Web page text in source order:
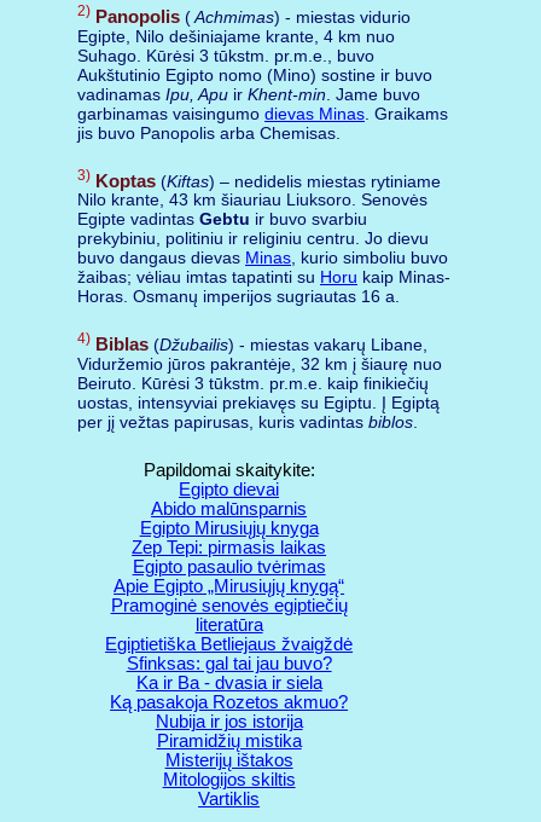
2) Panopolis (Achmimas) - miestas vidurio
Egipte, Nilo dešiniajame krante, 4 km nuo
Suhago. Kūrėsi 3 tūkstm. pr.m.e., buvo
Aukštutinio Egipto nomo (Mino) sostine ir buvo
vadinamas Ipu, Apu ir Khent-min . Jame buvo
garbinamas vaisingumo dievas Minas . Graikams
jis buvo Panopolis arba Chemisas.
3) Koptas (Kiftas) – nedidelis miestas rytiniame
Nilo krante, 43 km šiauriau Liuksoro. Senovės
Egipte vadintas Gebtu ir buvo svarbiu
prekybiniu, politiniu ir religiniu centru. Jo dievu
buvo dangaus dievas Minas, kurio simboliu buvo
žaibas; vėliau imtas tapatinti su Horu kaip Minas-
Horas. Osmanų imperijos sugriautas 16 a.
4) Biblas (Džubailis) - miestas vakarų Libane,
Viduržemio jūros pakrantėje, 32 km į šiaurę nuo
Beiruto. Kūrėsi 3 tūkstm. pr.m.e. kaip finikiečių
uostas, intensyviai prekiavęs su Egiptu. Į Egiptą
per jį vežtas papirusas, kuris vadintas biblos
Papildomai skaitykite:
Egipto dievai
Abido malūnsparnis
Egipto Mirusiųjų knyga
Zep Tepi: pirmasis laikas
Egipto pasaulio tvėrimas
Apie Egipto „Mirusiųjų knygą“
Pramoginė senovės egiptiečių
literatūra
Egiptietiška Betliejaus žvaigždė
Sfinksas: gal tai jau buvo?
Ka ir Ba - dvasia ir siela
Ką pasakoja Rozetos akmuo?
Nubija ir jos istorija
Piramidžių mistika
Misterijų ištakos
Mitologijos skiltis
Vartiklis